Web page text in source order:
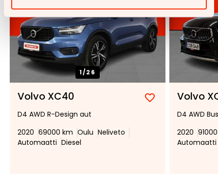
1/26
Volvo XC40
Lisää
suosikiksi
Poista
suosikeista
D4 AWD R-Design aut
2020 69000 km Oulu Neliveto
Automaatti Diesel
Volvo
D4 AWD
2020
Automaatti